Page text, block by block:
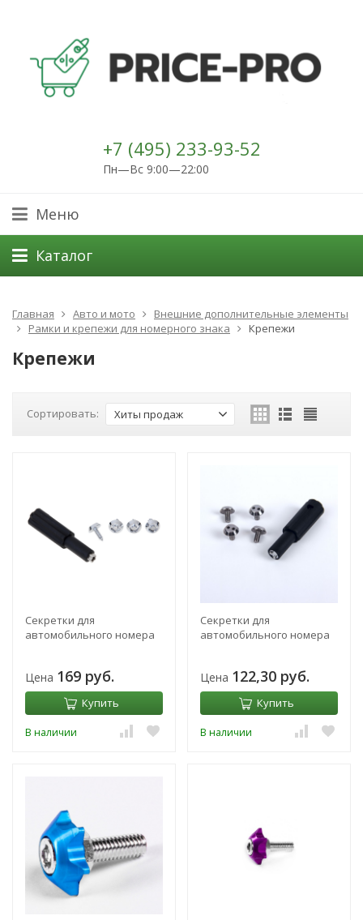
+7 (495) 233-93-52
Пн—Вс 9:00—22:00
Меню
Каталог
Главная Авто и мото
Внешние дополнительные элементы
Рамки и крепежи для номерного знака
Крепежи
Крепежи
Сортировать: Хиты продаж
Секретки для
автомобильного номера
Цена 169 руб.
Купить
В наличии
Секретки для
автомобильного номера
Цена 122,30 руб.
Купить
В наличии